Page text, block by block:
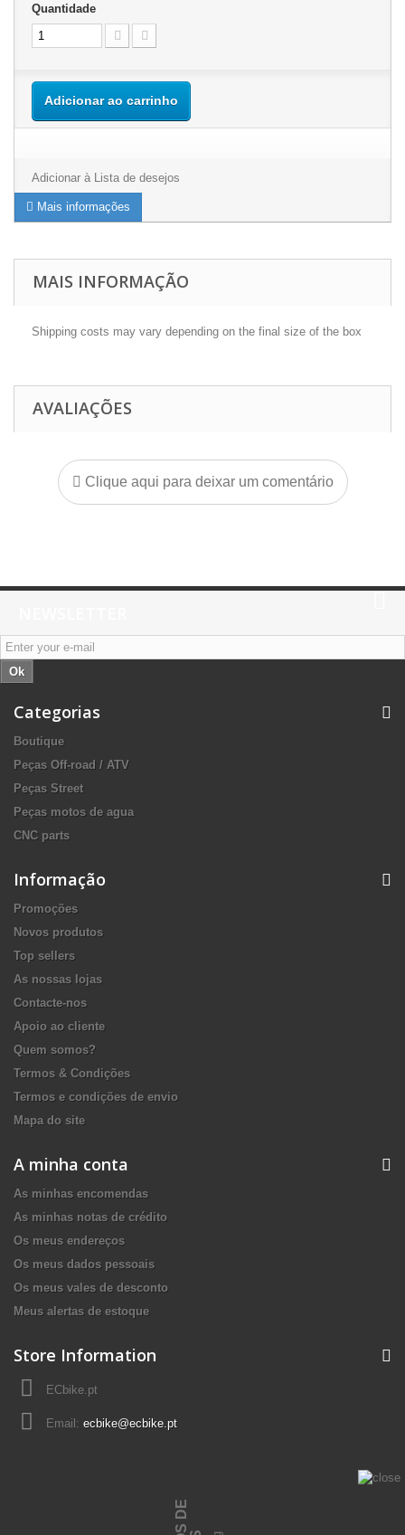
Quantidade
Adicionar ao carrinho
Adicionar à Lista de desejos
Mais informações
MAIS INFORMAÇÃO
Shipping costs may vary depending on the final size of the box
AVALIAÇÕES
Clique aqui para deixar um comentário
Ok
Categorias
Boutique
Peças Off-road / ATV
Peças Street
Peças motos de agua
CNC parts
Informação
Promoções
Novos produtos
Top sellers
As nossas lojas
Contacte-nos
Apoio ao cliente
Quem somos?
Termos & Condições
Termos e condições de envio
Mapa do site
A minha conta
As minhas encomendas
As minhas notas de crédito
Os meus endereços
Os meus dados pessoais
Os meus vales de desconto
Meus alertas de estoque
Store Information
ECbike.pt
Email: ecbike@ecbike.pt